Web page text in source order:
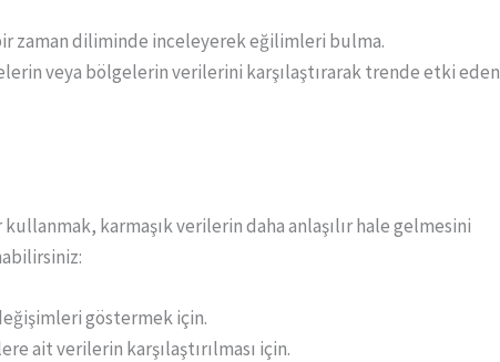
zaman diliminde inceleyerek eğilimleri bulma.
veya bölgelerin verilerini karşılaştırarak trende etki eden
karmaşık verilerin daha anlaşılır hale gelmesini
göstermek için.
ait verilerin karşılaştırılması için.